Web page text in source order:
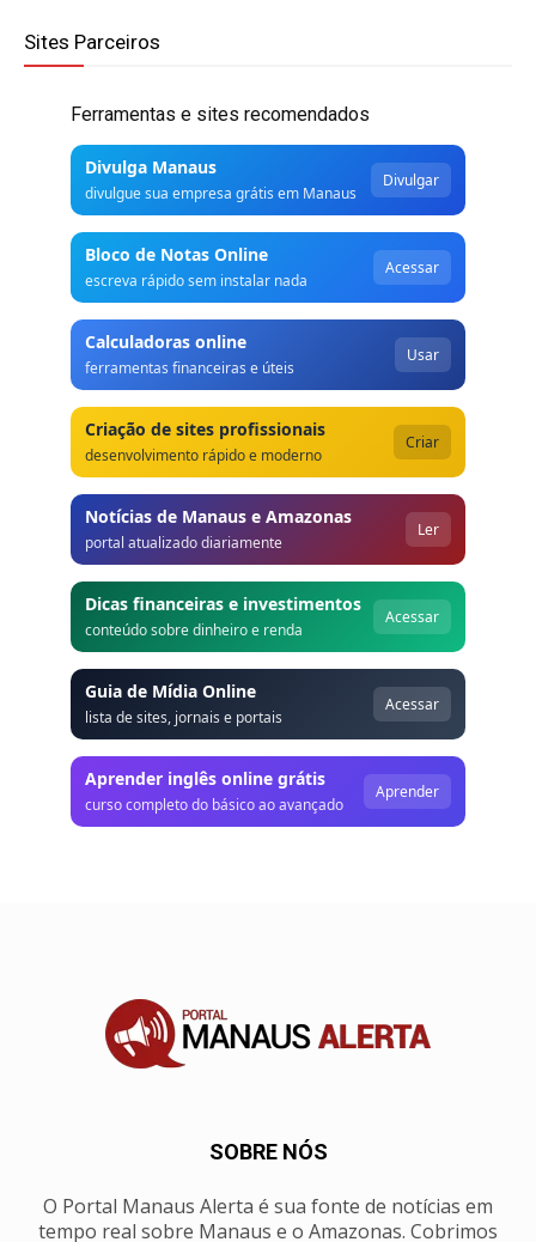
Sites Parceiros
Ferramentas e sites recomendados
Divulga Manaus
divulgue sua empresa grátis em Manaus
Divulgar
Bloco de Notas Online
escreva rápido sem instalar nada
Acessar
Calculadoras online
ferramentas financeiras e úteis
Usar
Criação de sites profissionais
desenvolvimento rápido e moderno
Criar
Notícias de Manaus e Amazonas
portal atualizado diariamente
Ler
Dicas financeiras e investimentos
conteúdo sobre dinheiro e renda
Acessar
Guia de Mídia Online
lista de sites, jornais e portais
Acessar
Aprender inglês online grátis
curso completo do básico ao avançado
Aprender
SOBRE NÓS
O Portal Manaus Alerta é sua fonte de notícias em
tempo real sobre Manaus e o Amazonas. Cobrimos